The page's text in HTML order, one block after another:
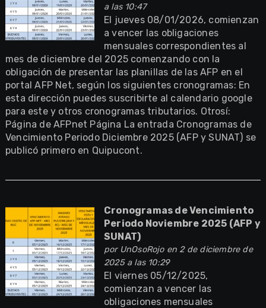
a las 10:47
El jueves 08/01/2026, comienzan
a vencer las obligaciones
mensuales correspondientes al
mes de diciembre del 2025 comenzando con la
obligación de presentar las planillas de las AFP en el
portal AFP Net, según los siguientes cronogramas: En
esta dirección puedes suscribirte al calendario google
para este y otros cronogramas tributarios. Otrosí:
Página de AFPnet Página La entrada Cronogramas de
Vencimiento Periodo Diciembre 2025 (AFP y SUNAT) se
publicó primero en Quipucont.
Cronogramas de Vencimiento
Periodo Noviembre 2025 (AFP y
SUNAT)
por UnOsoRojoen 2 de diciembre de
2025 a las 10:29
El viernes 05/12/2025,
comienzan a vencer las
obligaciones mensuales